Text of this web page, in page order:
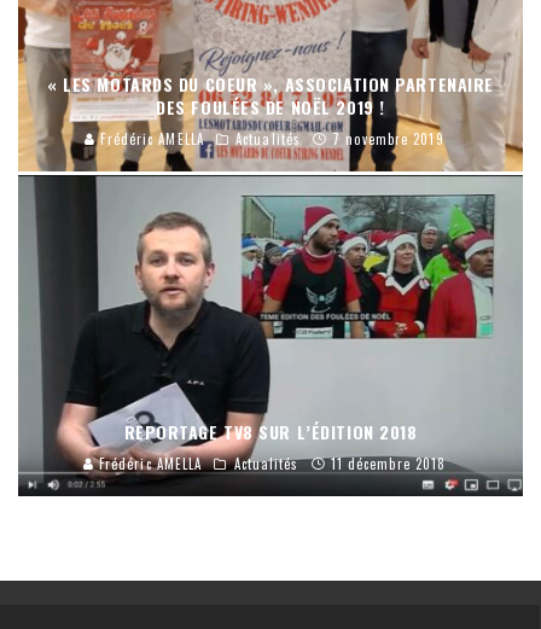
« LES MOTARDS DU COEUR », ASSOCIATION PARTENAIRE
DES FOULÉES DE NOËL 2019 !
Frédéric AMELLA Actualités 7 novembre 2019
REPORTAGE TV8 SUR L’ÉDITION 2018
Frédéric AMELLA Actualités 11 décembre 2018